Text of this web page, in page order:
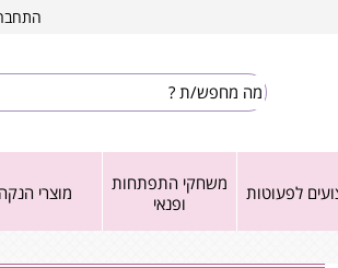
לפעוטות
משחקי התפתחות
ופנאי
מוצרי הנקה